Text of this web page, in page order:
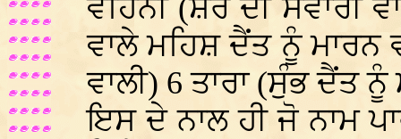
ਵਹਿੰਨੀ (ਸ਼ੇਰ ਦੀ ਸਵਾਰੀ
ਵਾਲੇ ਮਹਿਸ਼ ਦੈਂਤ ਨੂੰ ਮਾਰਨ
ਵਾਲੀ) 6 ਤਾਰਾ (ਸੁੰਭ ਦੈਂਤ
ਇਸ ਦੇ ਨਾਲ ਹੀ ਜੋ ਨਾਮ